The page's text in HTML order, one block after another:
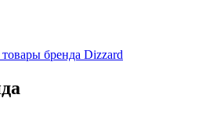
бренда Dizzard